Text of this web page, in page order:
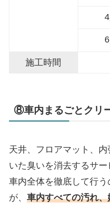
施工時間
⑧車内まるごとクリ
天井、フロアマット、
いた臭いを消去するサー
車内全体を徹底して行
が、 車内すべての汚れ